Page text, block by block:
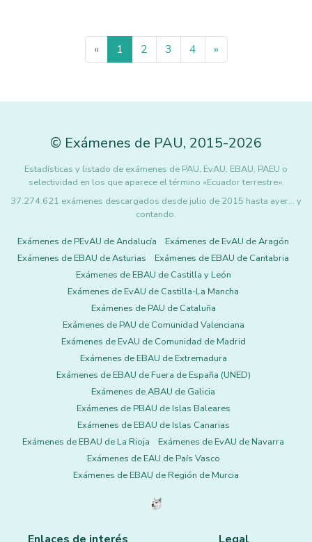
« 1 2 3 4 »
© Exámenes de PAU, 2015-2026
Estadísticas y listado de exámenes de PAU, EvAU, EBAU, PAEU o
selectividad en los que aparece el término «Ecuador terrestre».
37.274.621 exámenes descargados desde julio de 2015 hasta ayer... y
contando.
Exámenes de PEvAU de Andalucía
Exámenes de EvAU de Aragón
Exámenes de EBAU de Asturias
Exámenes de EBAU de Cantabria
Exámenes de EBAU de Castilla y León
Exámenes de EvAU de Castilla-La Mancha
Exámenes de PAU de Cataluña
Exámenes de PAU de Comunidad Valenciana
Exámenes de EvAU de Comunidad de Madrid
Exámenes de EBAU de Extremadura
Exámenes de EBAU de Fuera de España (UNED)
Exámenes de ABAU de Galicia
Exámenes de PBAU de Islas Baleares
Exámenes de EBAU de Islas Canarias
Exámenes de EBAU de La Rioja
Exámenes de EvAU de Navarra
Exámenes de EAU de País Vasco
Exámenes de EBAU de Región de Murcia